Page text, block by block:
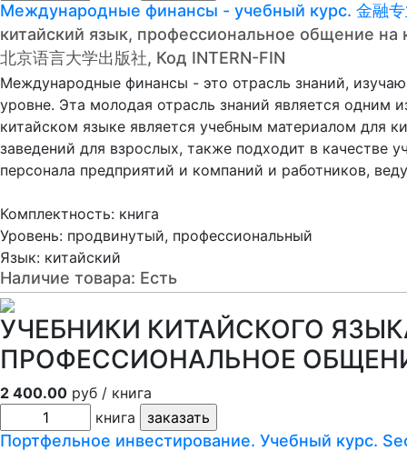
Международные финансы - учебный курс. 金融专
китайский язык, профессиональное общение
北京语言大学出版社, Код INTERN-FIN
Международные финансы - это отрасль знаний,
уровне. Эта молодая отрасль знаний является одним
китайском языке является учебным материалом для
заведений для взрослых, также подходит в качестве
персонала предприятий и компаний и работников,
Комплектность: книга
Уровень: продвинутый, профессиональный
Язык: китайский
Наличие товара: Есть
УЧЕБНИКИ КИТАЙСКОГО
ПРОФЕССИОНАЛЬНОЕ
2 400.00 руб / книга
книга
Портфельное инвестирование. Учебный курс.